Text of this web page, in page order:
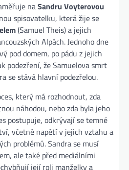
naSandru Voyterovou
spisovatelku, která žije se
(Samuel Theis) a jejich
Alpách. Jednoho dne
pod domem, po pádu z jejich
podezření, že Samuelova smrt
se stává hlavní podezřelou.
který má rozhodnout, zda
náhodou, nebo zda byla jeho
postupuje, odkrývají se temné
včetně napětí v jejich vztahu a
problémů. Sandra se musí
ale také před mediálními
její roli manželky a